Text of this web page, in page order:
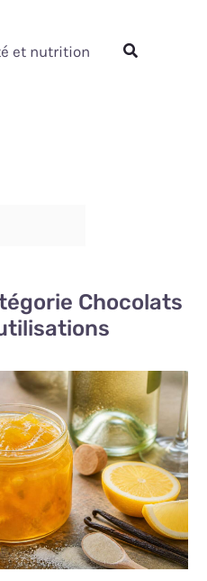
et nutrition Rechercher
Chocolats